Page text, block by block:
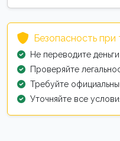
Безопасность
Не переводите
Проверяйте
Требуйте
Уточняйте все